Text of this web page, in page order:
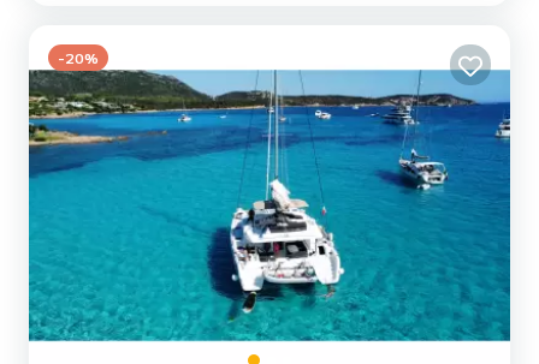
Dusche ausgestattet. Es verfügt über Folgendes Ausstattung:...
-20%